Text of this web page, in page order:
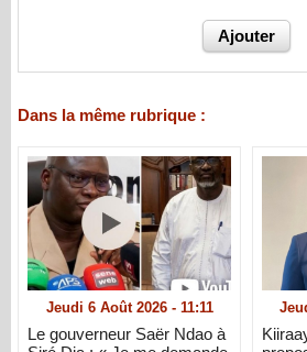
Dans la même rubrique :
Jeudi 6 Août 2026 - 11:11
Le gouverneur Saër Ndao à